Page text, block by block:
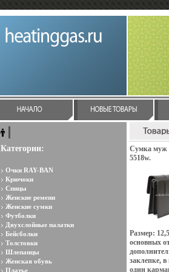
Категории:
Очки RAY-BAN
Крючоки
Спицы
Женские ремени
Женские сумки
Футболки
Двухслойные палатки
Бейсболки
Толстовки
Шлепанцы
Женская обувь
Платье
Сумка муж
5518w.
Размер:
основных
заклепке,
один